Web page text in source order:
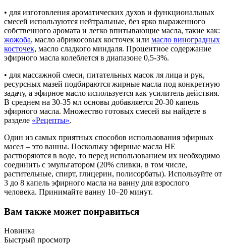
• для изготовления ароматических духов и функциональных
смесей используются нейтральные, без ярко выраженного
собственного аромата и легко впитывающие масла, такие как:
жожоба, масло абрикосовых косточек или масло виноградных
косточек, масло сладкого миндаля. Процентное содержание
эфирного масла колеблется в диапазоне 0,5-3%.
• для массажной смеси, питательных масок ля лица и рук,
ресурсных мазей подбираются жирные масла под конкретную
задачу, а эфирное масло используется как усилитель действия.
В среднем на 30-35 мл основы добавляется 20-30 капель
эфирного масла. Множество готовых смесей вы найдете в
разделе «Рецепты».
Один из самых приятных способов использования эфирных
масел – это ванны. Поскольку эфирные масла НЕ
растворяются в воде, то перед использованием их необходимо
соединить с эмульгатором (20% сливки, в том числе,
растительные, спирт, глицерин, полисорбаты). Используйте от
3 до 8 капель эфирного масла на ванну для взрослого
человека. Принимайте ванну 10–20 минут.
Вам также может понравиться
Новинка
Быстрый просмотр